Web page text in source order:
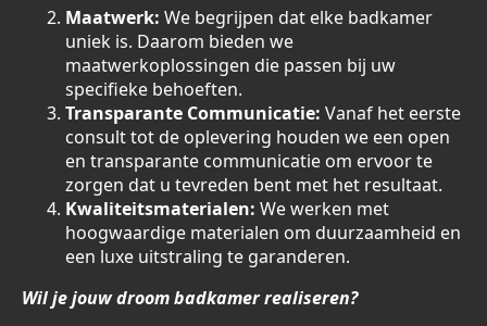
Maatwerk: We begrijpen dat elke badkamer
uniek is. Daarom bieden we
maatwerkoplossingen die passen bij uw
specifieke behoeften.
Transparante Communicatie: Vanaf het eerste
consult tot de oplevering houden we een open
en transparante communicatie om ervoor te
zorgen dat u tevreden bent met het resultaat.
Kwaliteitsmaterialen: We werken met
hoogwaardige materialen om duurzaamheid en
een luxe uitstraling te garanderen.
Wil je jouw droom badkamer realiseren?